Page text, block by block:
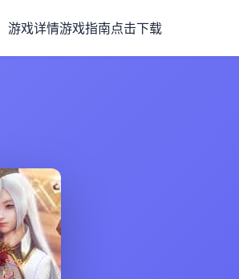
游戏详情游戏指南点击下载